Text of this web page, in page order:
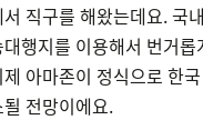
직구를 해왔는데요. 국
행지를 이용해서 번거롭
아마존이 정식으로 한국
전망이에요.